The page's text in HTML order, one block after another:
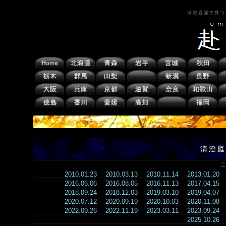
清澄庭園で見
清澄
2010.01.23 2010.03.13 2010.11.14
2013.01.20
2016.06.06
2016.08.05 2016.11.13
2017.04.15
2018.09.24
2018.12.03 2019.03.10
2019.04.07
2020.07.12
2020.09.19 2020.10.03
2020.11.08
2022.09.26
2022.11.19 2023.03.11
2023.09.24
2025.10.26